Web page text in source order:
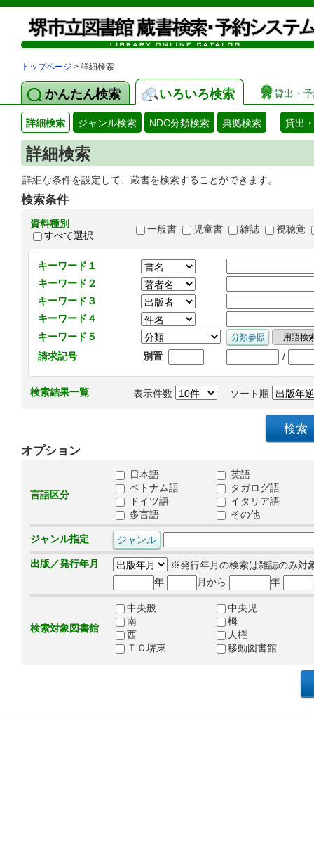
トップページ > 詳細検索
かんたん検索 いろいろ検索 貸出・
詳細検索 ジャンル検索 NDC分類検索 典拠検索 貸出
詳細検索
詳細な条件を設定して、蔵書を検索することができます。
検索条件
資料種別
すべて選択
一般書 児童書 雑誌 視聴覚
キーワード１
キーワード２
キーワード３
キーワード４
キーワード５
請求記号
別置 /
検索結果一覧 表示件数 ソート順
オプション
言語区分
日本語
英語
ベトナム語
タガログ語
ドイツ語
イタリア語
多言語
その他
ジャンル指定
出版／発行年月
※発行年月の検索は雑誌のみ対
年
月から 年
検索対象図書館
中央般
中央児
南
栂
西
人権
ＴＣ堺東
移動図書館